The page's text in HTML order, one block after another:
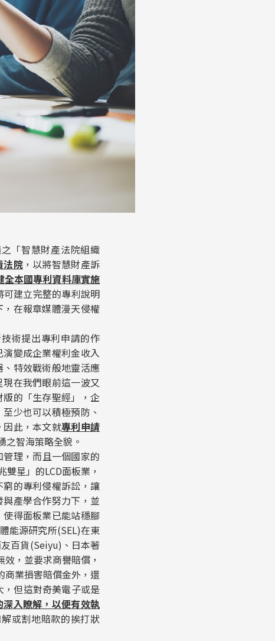
「智慧財產法院組織
法院，以將智慧財產訴
全本國專利資料庫實施
可建立完整的專利說明
在報章媒體漫天侵權
術提出專利申請的作
變成企業權利金收入
特效戰術般地靈活應
在我們眼前這一波又
的「生存聖經」，企
少也可以積極預防、
因此，本文就專利申請
之智海策略全貌。
理，而且一個國家的
星」的LCD面板業，
的專利侵權訴訟，讓
產學合作努力下，並
使得面板業已能站穩腳
能源研究所(SEL)在東
百貨(Seiyu)、日本著
，並要求商譽賠償，
商業損害賠償金外，還
但這對奇美電子或是
入瞭解，以便有效執
或割地賠款的挨打狀